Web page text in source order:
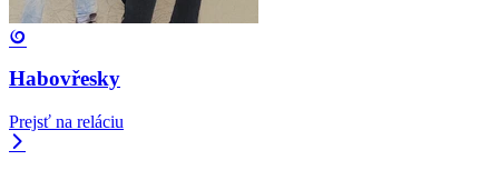
Habovřesky
Prejsť na reláciu